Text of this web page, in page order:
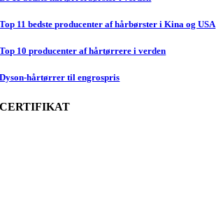
Top 11 bedste producenter af hårbørster i Kina og USA
Top 10 producenter af hårtørrere i verden
Dyson-hårtørrer til engrospris
CERTIFIKAT